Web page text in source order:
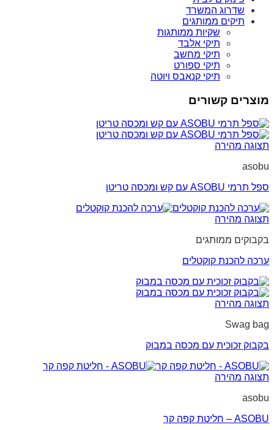
שדרוג המשרד
תיקים ממותגים
שקיות ממותגות
תיקי אלבד
תיקי מחשב
תיקי ספורט
תיקי קנאבס ויוטה
מוצרים קשורים
תצוגה מהירה
asobu
ספל תרמי ASOBU עם קש ומכסה טריטן
תצוגה מהירה
בקבוקים ממותגים
ערכה להכנת קוקטלים
תצוגה מהירה
Swag bag
בקבוק זכוכית עם מכסה במבוק
תצוגה מהירה
asobu
ASOBU – חליטת קפה קר